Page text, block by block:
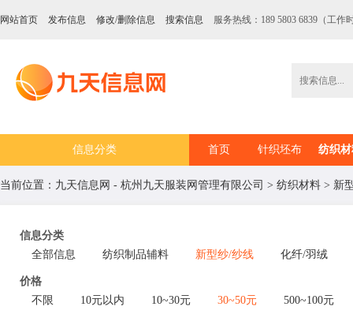
网站首页 发布信息 修改/删除信息 搜索信息 服务热线：189 5803 6839（工作
信息分类 首页 针织坯布 纺织
当前位置： 九天信息网 - 杭州九天服装网管理有限公司 > 纺织材料 > 新
信息分类
全部信息
纺织制品辅料 新型纱/纱线 化纤/羽绒
价格
不限
10元以内 10~30元 30~50元 500~100元